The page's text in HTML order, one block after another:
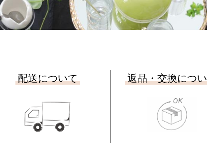
配送について 返品・交換につ